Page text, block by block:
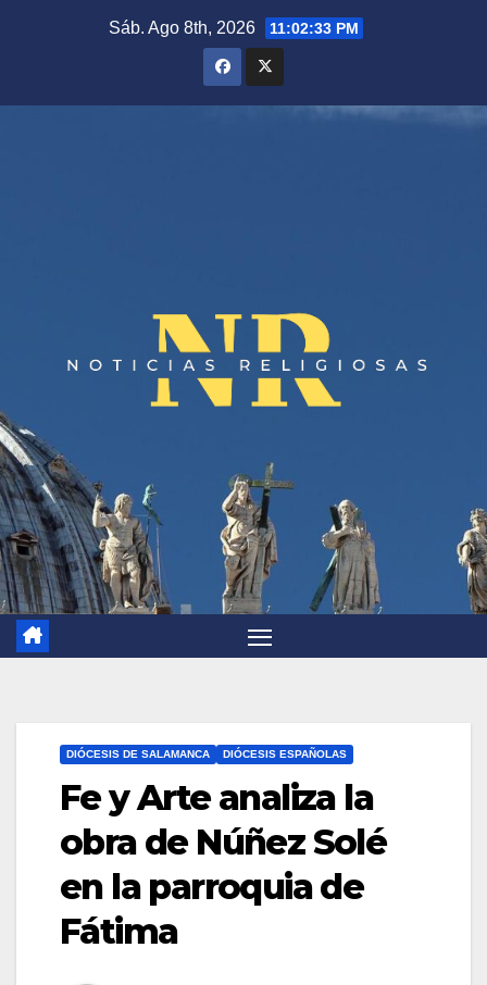
Sáb. Ago 8th, 2026 11:02:33 PM
DIÓCESIS DE SALAMANCA DIÓCESIS ESPAÑOLAS
Fe y Arte analiza la
obra de Núñez Solé
en la parroquia de
Fátima